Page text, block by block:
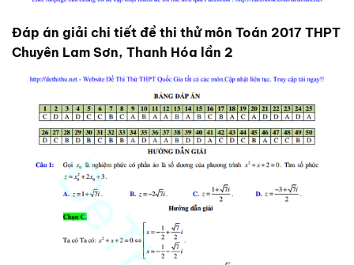
Đáp án giải chi tiết đề thi thử môn Toán 2017 THPT
Chuyên Lam Sơn, Thanh Hóa lần 2